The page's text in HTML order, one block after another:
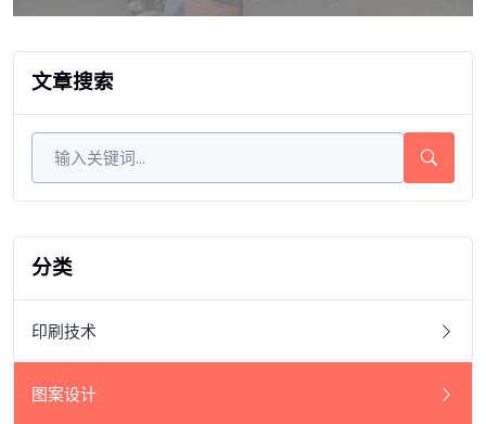
文章搜索
分类
印刷技术
图案设计